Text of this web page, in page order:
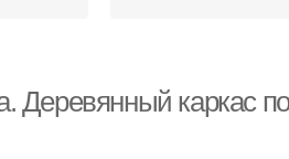
Деревянный каркас